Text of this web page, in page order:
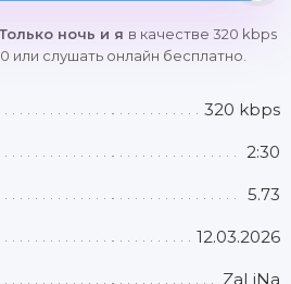
ночь и я в качестве 320 kbps
или слушать онлайн бесплатно.
320 kbps
2:30
5.73
12.03.2026
ZaLiNa